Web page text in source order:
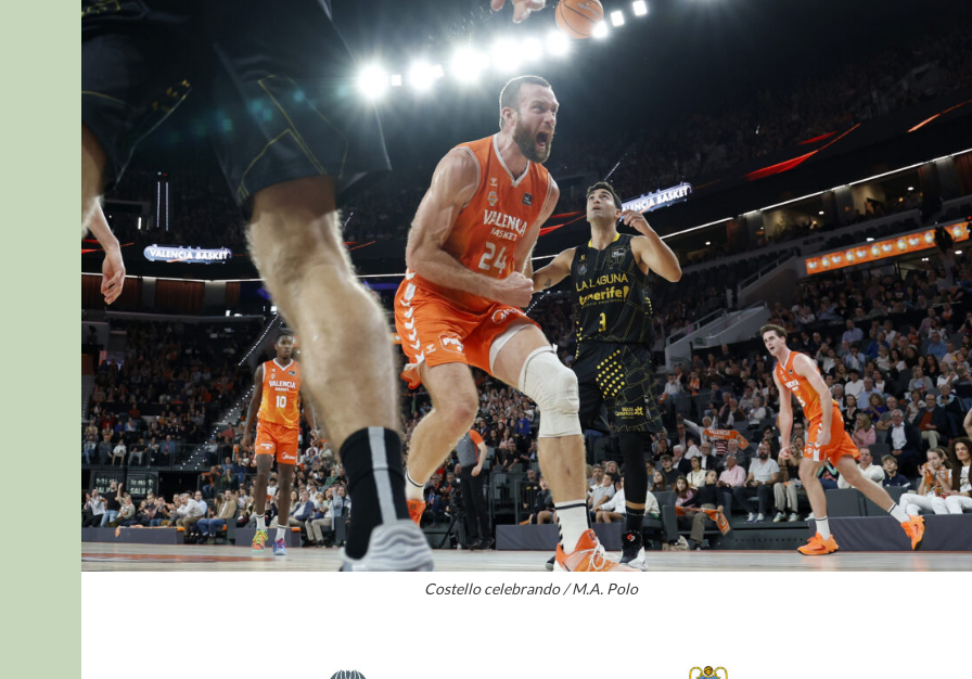
Costello celebrando / M.A. Polo
La entrevista bTactic
La entrevista bTactic
mayo 7, 2026
0
Nos hacemos mayores. Vamos creciendo. Tanto así
que el próximo 20 de mayo celebramos nuestro
cuarto cumpleaños. Y todo crecimiento conlleva
sus cambios. Cambio que...
Leer más